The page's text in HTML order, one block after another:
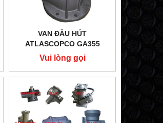
VAN ĐẦU HÚT
ATLASCOPCO GA355
Vui lòng gọi